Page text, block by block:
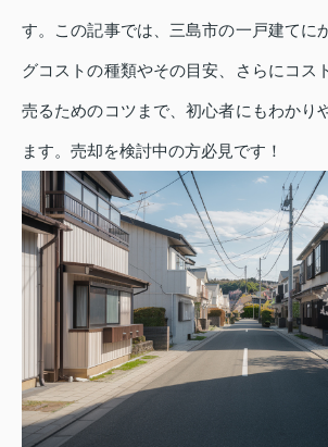
す。この記事では、三島市の一戸建てに
グコストの種類やその目安、さらにコス
売るためのコツまで、初心者にもわかり
ます。売却を検討中の方必見です！